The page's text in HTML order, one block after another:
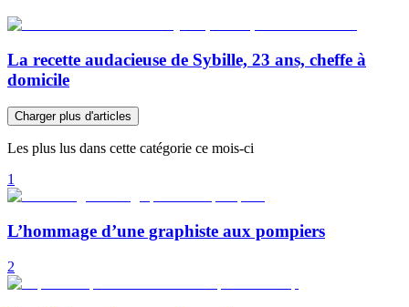
La recette audacieuse de Sybille, 23 ans, cheffe à
domicile
Charger plus d'articles
Les plus lus dans cette catégorie ce mois-ci
1
L’hommage d’une graphiste aux pompiers
2